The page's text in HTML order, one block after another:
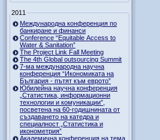
2011
Международна конференция по
банкиране и финанси
Conference “Equitable Access to
Water & Sanitation”
The Project Link Fall Meeting
The 4th Global outsourcing Summit
7-ма международна научна
конференция “Икономиката на
България - пътят към еврото”
Юбилейна научна конференция
„Статистика, информационни
технологии и комуникации”,
посветена на 60-годишнината от
създаването на катедра и
специалност „Статистика и
иконометрия”
Академична конференция на тема